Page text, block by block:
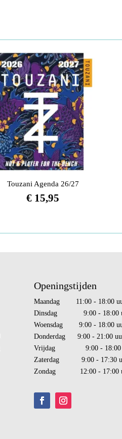
Touzani Agenda 26/27
€ 15,95
Openingstijden
Maandag 11:00 - 18:00
Dinsdag 9:00 - 18:00
Woensdag 9:00 - 18:00
Donderdag 9:00 - 21:00
Vrijdag 9:00 - 18:00
Zaterdag 9:00 - 17:30
Zondag 12:00 - 17:00